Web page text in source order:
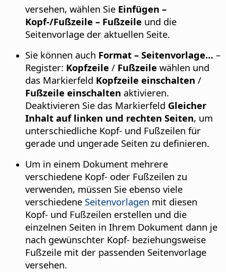
versehen, wählen Sie Einfügen –
Kopf-/Fußzeile – Fußzeile und die
Seitenvorlage der aktuellen Seite.
Sie können auch Format – Seitenvorlage… –
Register: Kopfzeile / Fußzeile wählen und
das Markierfeld Kopfzeile einschalten /
Fußzeile einschalten aktivieren.
Deaktivieren Sie das Markierfeld Gleicher
Inhalt auf linken und rechten Seiten, um
unterschiedliche Kopf- und Fußzeilen für
gerade und ungerade Seiten zu definieren.
Um in einem Dokument mehrere
verschiedene Kopf- oder Fußzeilen zu
verwenden, müssen Sie ebenso viele
verschiedene Seitenvorlagen mit diesen
Kopf- und Fußzeilen erstellen und die
einzelnen Seiten in Ihrem Dokument dann je
nach gewünschter Kopf- beziehungsweise
Fußzeile mit der passenden Seitenvorlage
versehen.